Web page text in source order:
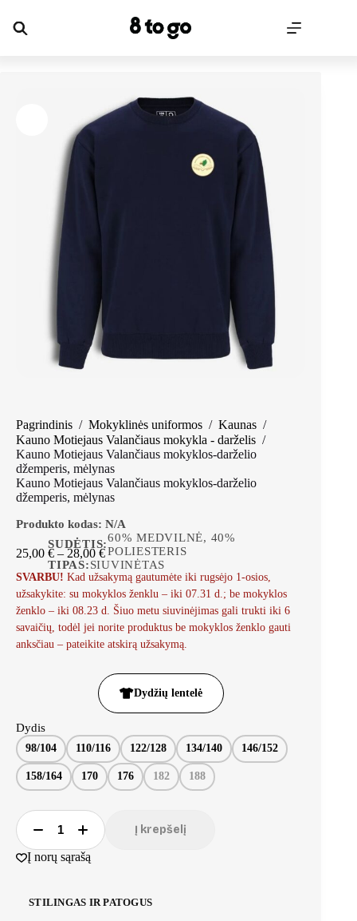
Pagrindinis / Mokyklinės uniformos / Kaunas /
Kauno Motiejaus Valančiaus mokykla - darželis /
Kauno Motiejaus Valančiaus mokyklos-darželio
džemperis, mėlynas
Kauno Motiejaus Valančiaus mokyklos-darželio
džemperis, mėlynas
Produkto kodas: N/A
SUDĖTIS:
60% MEDVILNĖ, 40%
POLIESTERIS
TIPAS:SIUVINĖTAS
25,00 € – 28,00 €
SVARBU! Kad užsakymą gautumėte iki rugsėjo 1-osios,
užsakykite: su mokyklos ženklu – iki 07.31 d.; be mokyklos
ženklo – iki 08.23 d. Šiuo metu siuvinėjimas gali trukti iki 6
savaičių, todėl jei norite produktus be mokyklos ženklo gauti
anksčiau – pateikite atskirą užsakymą.
Dydžių lentelė
Dydis
98/104 110/116 122/128 134/140 146/152
158/164 170 176 182 188
Į krepšelį
Į norų sąrašą
STILINGAS IR PATOGUS